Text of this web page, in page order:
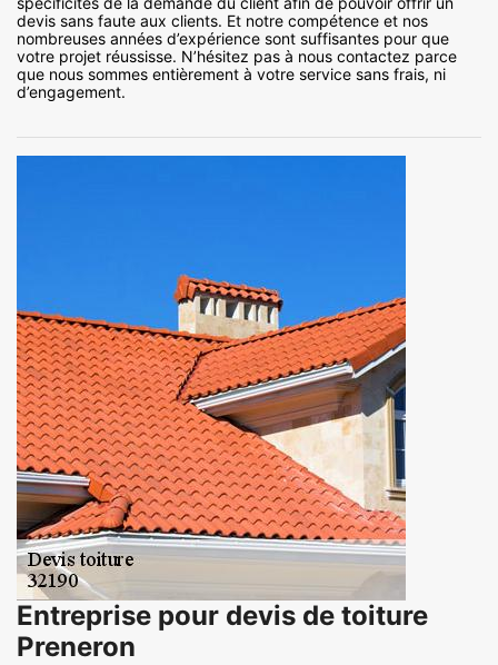
devis sans faute aux clients. Et notre compétence et nos
nombreuses années d’expérience sont suffisantes pour que
votre projet réussisse. N’hésitez pas à nous contactez parce
que nous sommes entièrement à votre service sans frais, ni
d’engagement.
Entreprise pour devis de toiture
Preneron